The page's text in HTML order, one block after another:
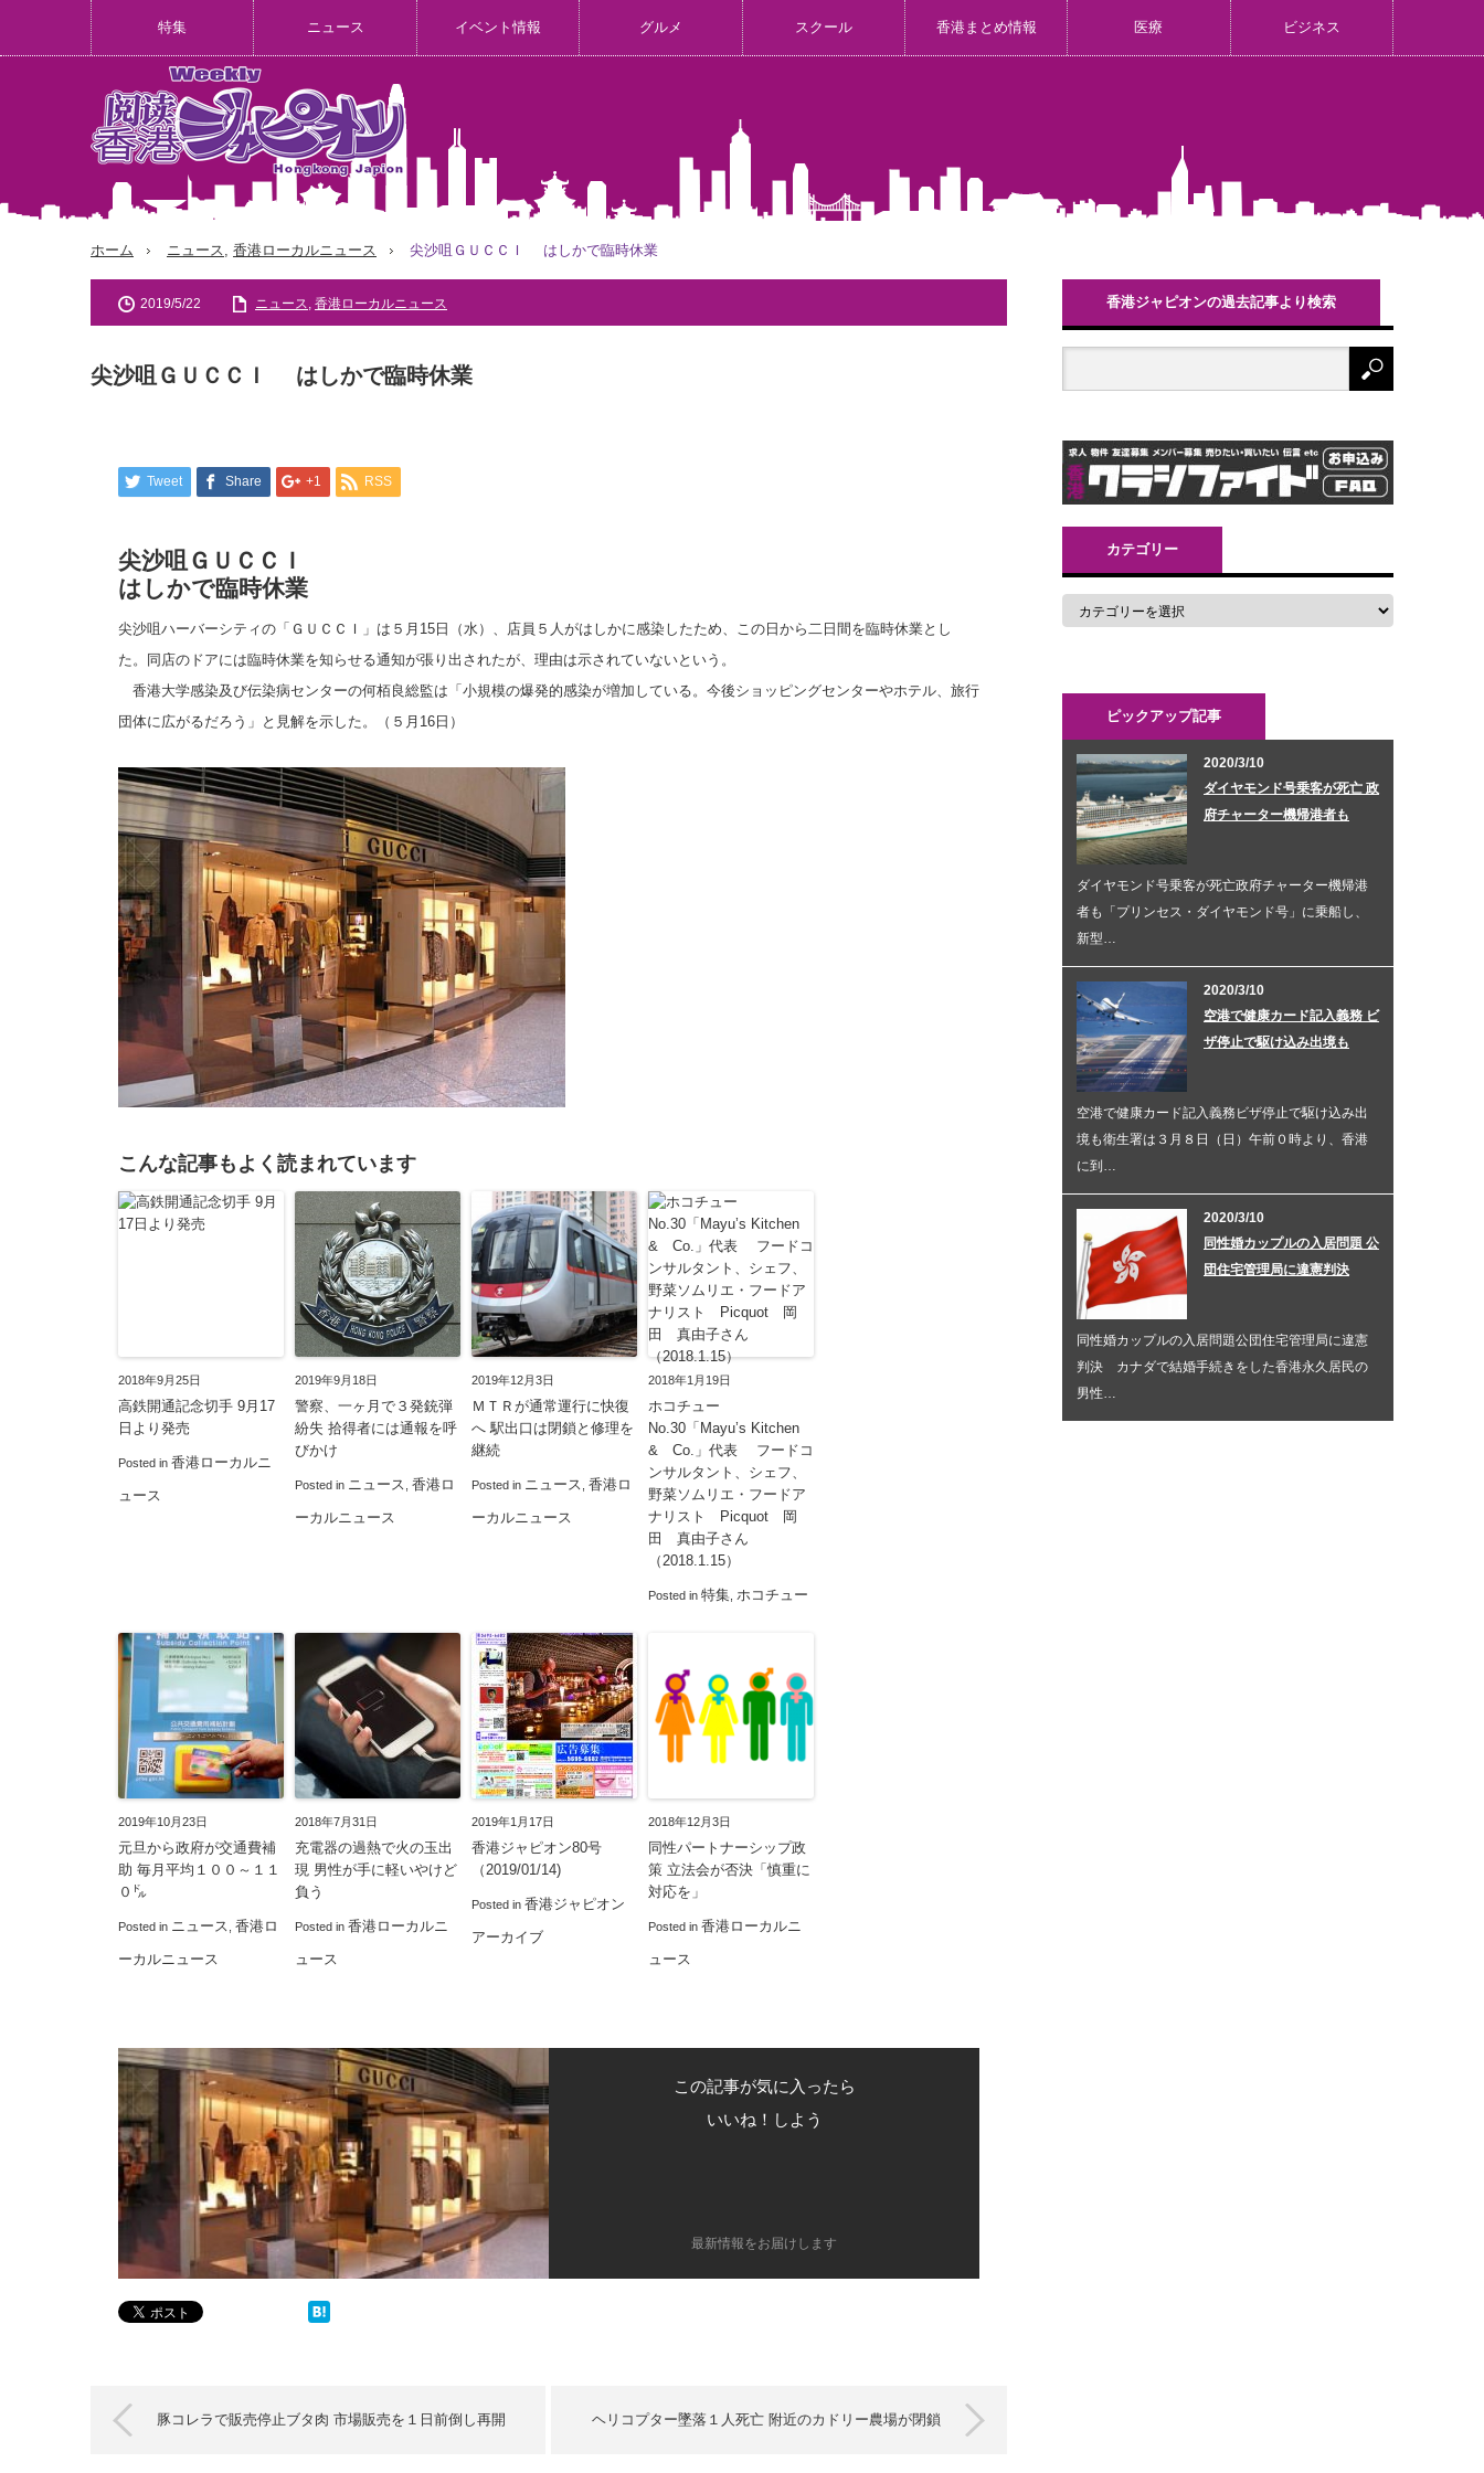
特集 ニュース イベント情報 グルメ スクール 香港まとめ情報 医療 ビジネス
ホーム ニュース, 香港ローカルニュース 尖沙咀ＧＵＣＣＩ はしかで臨時休業
2019/5/22 ニュース, 香港ローカルニュース
尖沙咀ＧＵＣＣＩ はしかで臨時休業
Tweet Share +1 RSS
尖沙咀ＧＵＣＣＩ
はしかで臨時休業
尖沙咀ハーバーシティの「ＧＵＣＣＩ」は５月15日（水）、店員５人がはしかに感染したため、この日から二日間を臨時休業とし
た。同店のドアには臨時休業を知らせる通知が張り出されたが、理由は示されていないという。
香港大学感染及び伝染病センターの何栢良総監は「小規模の爆発的感染が増加している。今後ショッピングセンターやホテル、旅行
団体に広がるだろう」と見解を示した。（５月16日）
こんな記事もよく読まれています
2018年9月25日
高鉄開通記念切手 9月17
日より発売
Posted in 香港ローカルニ
ュース
2019年9月18日
警察、一ヶ月で３発銃弾
紛失 拾得者には通報を呼
びかけ
Posted in ニュース 香港ロ
ーカルニュース
2019年12月3日
ＭＴＲが通常運行に快復
へ 駅出口は閉鎖と修理を
継続
Posted in ニュース 香港ロ
ーカルニュース
2018年1月19日
ホコチュー
No.30「Mayu’s Kitchen
& Co.」代表 フードコ
ンサルタント、シェフ、
野菜ソムリエ・フードア
ナリスト Picquot 岡
田 真由子さん
（2018.1.15）
Posted in 特集 ホコチュー
2019年10月23日
元旦から政府が交通費補
助 毎月平均１００～１１
０㌦
Posted in ニュース 香港ロ
ーカルニュース
2018年7月31日
充電器の過熱で火の玉出
現 男性が手に軽いやけど
負う
Posted in 香港ローカルニ
ュース
2019年1月17日
香港ジャピオン80号
（2019/01/14)
Posted in 香港ジャピオン
アーカイブ
2018年12月3日
同性パートナーシップ政
策 立法会が否決「慎重に
対応を」
Posted in 香港ローカルニ
ュース
この記事が気に入ったら
いいね！しよう
最新情報をお届けします
豚コレラで販売停止ブタ肉 市場販売を１日前倒し再開 ヘリコプター墜落１人死亡 附近のカドリー農場が閉鎖
香港ジャピオンの過去記事より検索
カテゴリー
ピックアップ記事
2020/3/10
ダイヤモンド号乗客が死亡 政
府チャーター機帰港者も
ダイヤモンド号乗客が死亡政府チャーター機帰港
者も「プリンセス・ダイヤモンド号」に乗船し、
新型…
2020/3/10
空港で健康カード記入義務 ビ
ザ停止で駆け込み出境も
空港で健康カード記入義務ビザ停止で駆け込み出
境も衛生署は３月８日（日）午前０時より、香港
に到…
2020/3/10
同性婚カップルの入居問題 公
団住宅管理局に違憲判決
同性婚カップルの入居問題公団住宅管理局に違憲
判決 カナダで結婚手続きをした香港永久居民の
男性…